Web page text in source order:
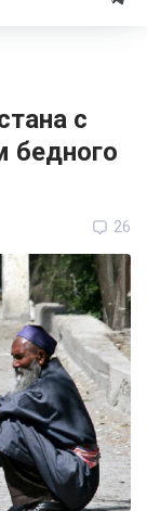
с
бедного
26